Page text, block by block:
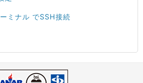
ミナル でSSH接続